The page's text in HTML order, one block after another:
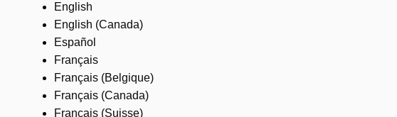
English
English (Canada)
Español
Français
Français (Belgique)
Français (Canada)
Français (Suisse)